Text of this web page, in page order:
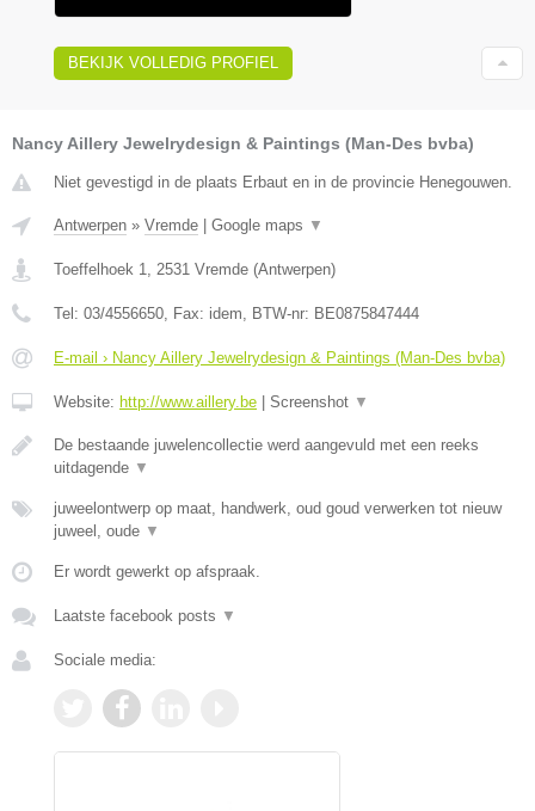
BEKIJK VOLLEDIG PROFIEL
Nancy Aillery Jewelrydesign & Paintings (Man-Des bvba)
Niet gevestigd in de plaats Erbaut en in de provincie Henegouwen.
Antwerpen » Vremde | Google maps ▼
Toeffelhoek 1 2531 Vremde (Antwerpen)
Tel: 03/4556650 , Fax: idem , BTW-nr: BE0875847444
E-mail › Nancy Aillery Jewelrydesign & Paintings (Man-Des bvba)
Website: http://www.aillery.be | Screenshot ▼
De bestaande juwelencollectie werd aangevuld met een reeks
uitdagende ▼
juweelontwerp op maat, handwerk, oud goud verwerken tot nieuw
juweel, oude ▼
Er wordt gewerkt op afspraak.
Laatste facebook posts ▼
Sociale media: